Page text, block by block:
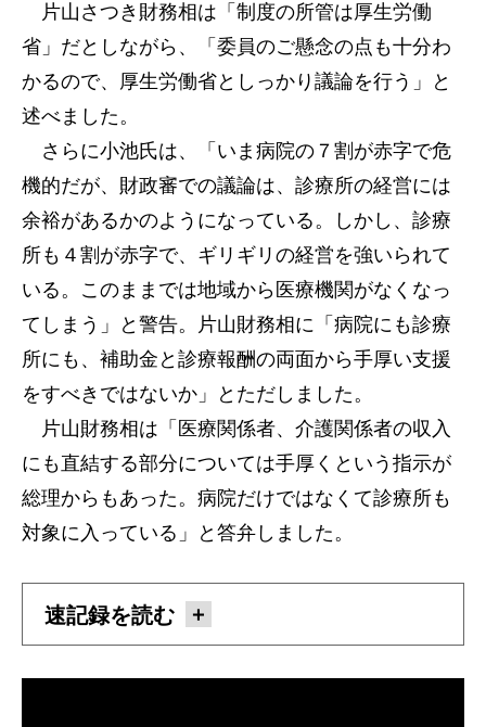
片山さつき財務相は「制度の所管は厚生労働
省」だとしながら、「委員のご懸念の点も十分わ
かるので、厚生労働省としっかり議論を行う」と
述べました。
さらに小池氏は、「いま病院の７割が赤字で危
機的だが、財政審での議論は、診療所の経営には
余裕があるかのようになっている。しかし、診療
所も４割が赤字で、ギリギリの経営を強いられて
いる。このままでは地域から医療機関がなくなっ
てしまう」と警告。片山財務相に「病院にも診療
所にも、補助金と診療報酬の両面から手厚い支援
をすべきではないか」とただしました。
片山財務相は「医療関係者、介護関係者の収入
にも直結する部分については手厚くという指示が
総理からもあった。病院だけではなくて診療所も
対象に入っている」と答弁しました。
速記録を読む